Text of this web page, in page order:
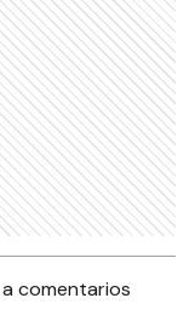
comentarios